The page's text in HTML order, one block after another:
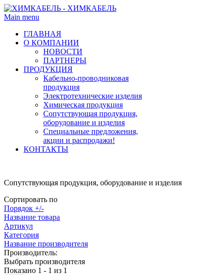
Main menu
ГЛАВНАЯ
О КОМПАНИИ
НОВОСТИ
ПАРТНЕРЫ
ПРОДУКЦИЯ
Кабельно-проводниковая
продукция
Электротехнические изделия
Химическая продукция
Сопутствующая продукция,
оборудование и изделия
Специальные предложения,
акции и распродажи!
КОНТАКТЫ
Сопутствующая продукция, оборудование и изделия
Сортировать по
Порядок +/-
Название товара
Артикул
Категория
Название производителя
Производитель:
Выбрать производителя
Показано 1 - 1 из 1